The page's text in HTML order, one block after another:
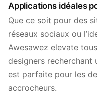
Applications idéales
Que ce soit pour des
réseaux sociaux ou
Awesawez elevate
designers recherchant
est parfaite pour les
accrocheurs.